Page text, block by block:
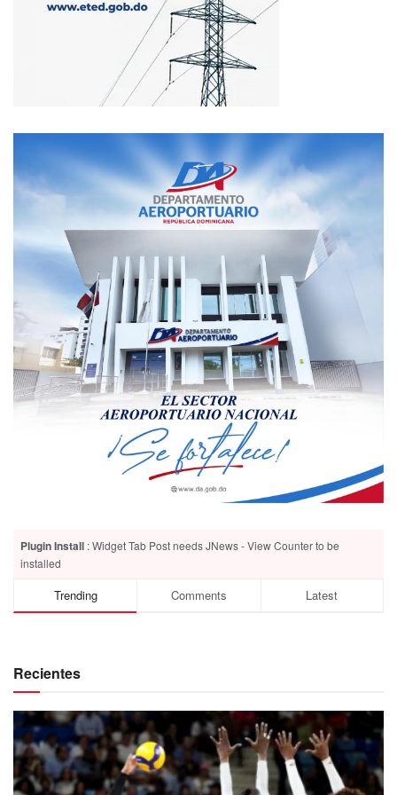
Plugin Install : Widget Tab Post needs JNews - View Counter to be
installed
Trending Comments Latest
Recientes